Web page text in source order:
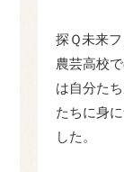
探Ｑ未来
農芸高校
は自分た
たちに身
した。